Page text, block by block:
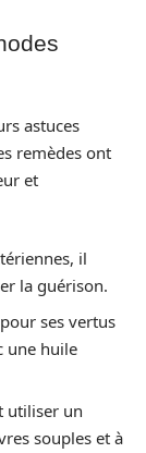
astuces
remèdes ont
et
il
la guérison.
ses vertus
une huile
utiliser un
souples et à